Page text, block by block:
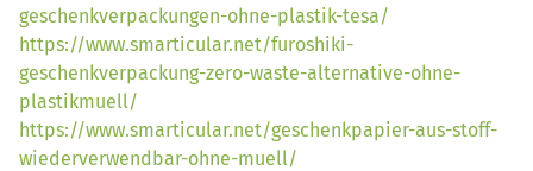
geschenkverpackungen-ohne-plastik-tesa/
https://www.smarticular.net/furoshiki-
geschenkverpackung-zero-waste-alternative-ohne-
plastikmuell/
https://www.smarticular.net/geschenkpapier-aus-stoff-
wiederverwendbar-ohne-muell/